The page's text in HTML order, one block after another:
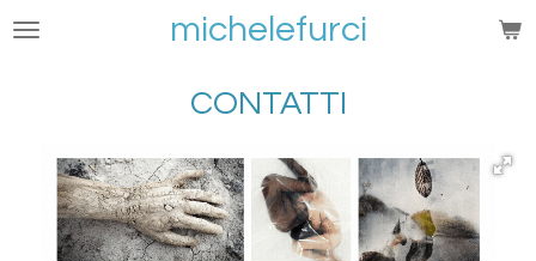
Vai
michelefurci
CONTATTI